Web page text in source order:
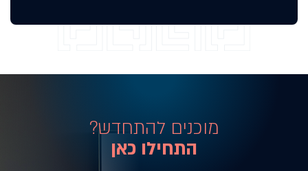
מוכנים להתחדש?
התחילו כאן